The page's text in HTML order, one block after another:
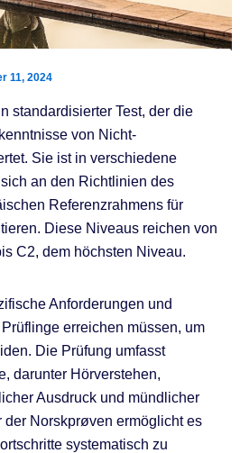
11, 2024
standardisierter Test, der die
von Nicht-
Sie ist in verschiedene
an den Richtlinien des
Referenzrahmens für
Diese Niveaus reichen von
C2, dem höchsten Niveau.
Anforderungen und
erreichen müssen, um
Die Prüfung umfasst
darunter Hörverstehen,
Ausdruck und mündlicher
der Norskprøven ermöglicht es
systematisch zu